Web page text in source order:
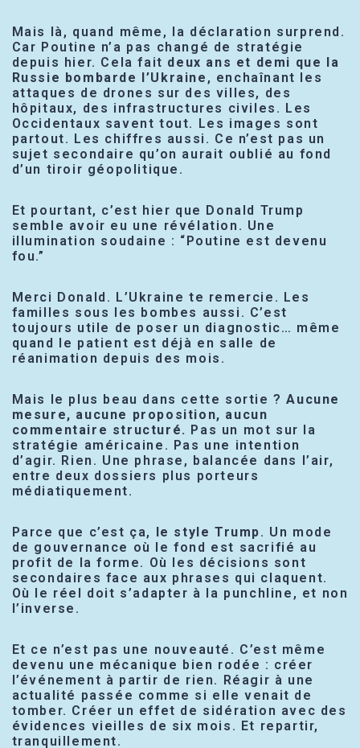
Mais là, quand même, la déclaration surprend.
Car Poutine n’a pas changé de stratégie
depuis hier. Cela fait deux ans et demi que la
Russie bombarde l’Ukraine , enchaînant les
attaques de drones sur des villes, des
hôpitaux, des infrastructures civiles. Les
Occidentaux savent tout. Les images sont
partout. Les chiffres aussi. Ce n’est pas un
sujet secondaire qu’on aurait oublié au fond
d’un tiroir géopolitique.
Et pourtant, c’est hier que Donald Trump
semble avoir eu une révélation. Une
illumination soudaine : “Poutine est devenu
fou.”
Merci Donald. L’Ukraine te remercie. Les
familles sous les bombes aussi. C’est
toujours utile de poser un diagnostic… même
quand le patient est déjà en salle de
réanimation depuis des mois.
Mais le plus beau dans cette sortie ?Aucune
mesure, aucune proposition, aucun
commentaire structuré. Pas un mot sur la
stratégie américaine. Pas une intention
d’agir. Rien. Une phrase, balancée dans l’air,
entre deux dossiers plus porteurs
médiatiquement.
Parce que c’est ça, le style Trump. Un mode
de gouvernance où le fond est sacrifié au
profit de la forme. Où les décisions sont
secondaires face aux phrases qui claquent.
Où le réel doit s’adapter à la punchline, et non
l’inverse.
Et ce n’est pas une nouveauté. C’est même
devenu une mécanique bien rodée : créer
l’événement à partir de rien. Réagir à une
actualité passée comme si elle venait de
tomber. Créer un effet de sidération avec des
évidences vieilles de six mois. Et repartir,
tranquillement.